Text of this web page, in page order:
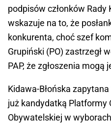
podpisów członków Rady
wskazuje na to, że
konkurenta, choć szef
Grupiński (PO) zastrzegł
PAP, że zgłoszenia
Kidawa-Błońska
już kandydatką Platformy
Obywatelskiej w